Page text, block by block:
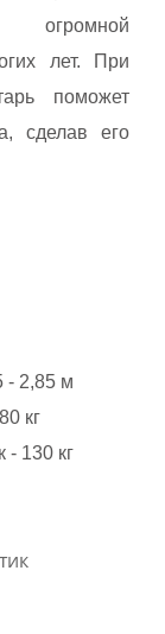
огромной
лет. При
поможет
сделав его
- 2,85 м
кг
- 130 кг